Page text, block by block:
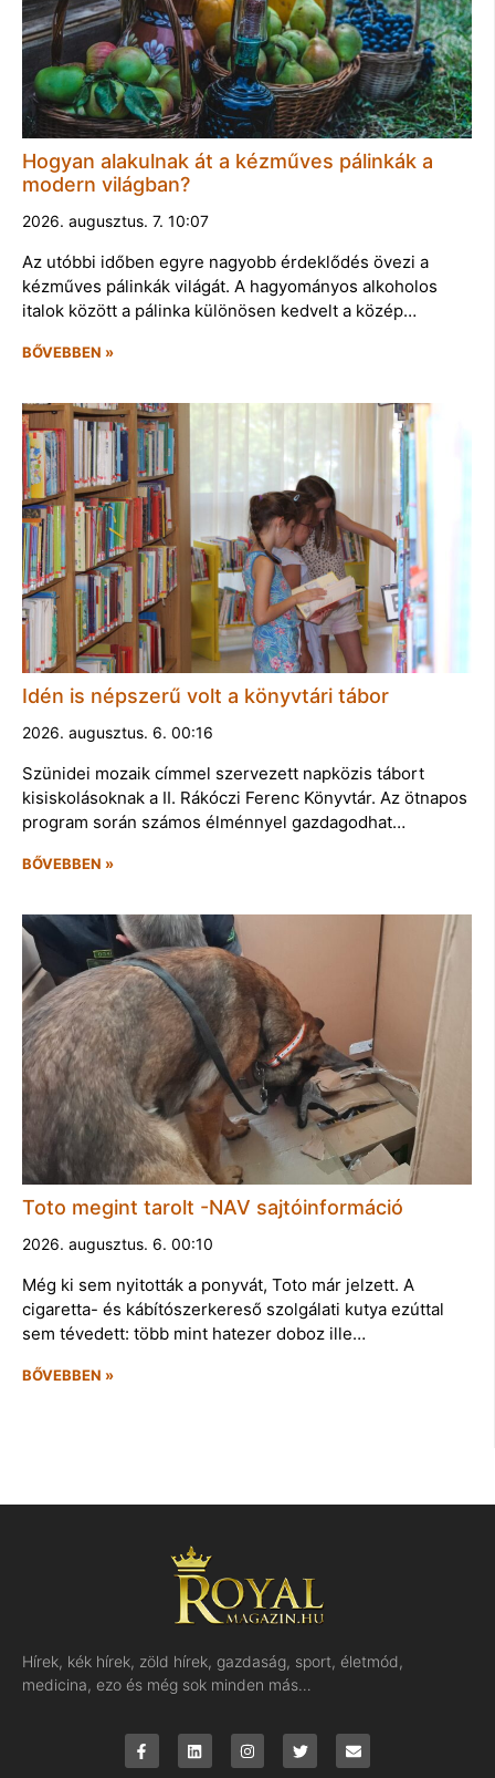
Hogyan alakulnak át a kézműves pálinkák a
modern világban?
2026. augusztus. 7. 10:07
Az utóbbi időben egyre nagyobb érdeklődés övezi a
kézműves pálinkák világát. A hagyományos alkoholos
italok között a pálinka különösen kedvelt a közép…
BŐVEBBEN »
Idén is népszerű volt a könyvtári tábor
2026. augusztus. 6. 00:16
Szünidei mozaik címmel szervezett napközis tábort
kisiskolásoknak a II. Rákóczi Ferenc Könyvtár. Az ötnapos
program során számos élménnyel gazdagodhat…
BŐVEBBEN »
Toto megint tarolt -NAV sajtóinformáció
2026. augusztus. 6. 00:10
Még ki sem nyitották a ponyvát, Toto már jelzett. A
cigaretta- és kábítószerkereső szolgálati kutya ezúttal
sem tévedett: több mint hatezer doboz ille…
BŐVEBBEN »
Hírek, kék hírek, zöld hírek, gazdaság, sport, életmód,
medicina, ezo és még sok minden más…